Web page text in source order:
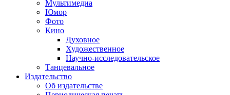
Мультимедиа
Юмор
Фото
Кино
Духовное
Художественное
Научно-исследовательское
Танцевальное
Издательство
Об издательстве